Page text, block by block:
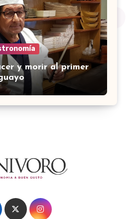
y morir al primer